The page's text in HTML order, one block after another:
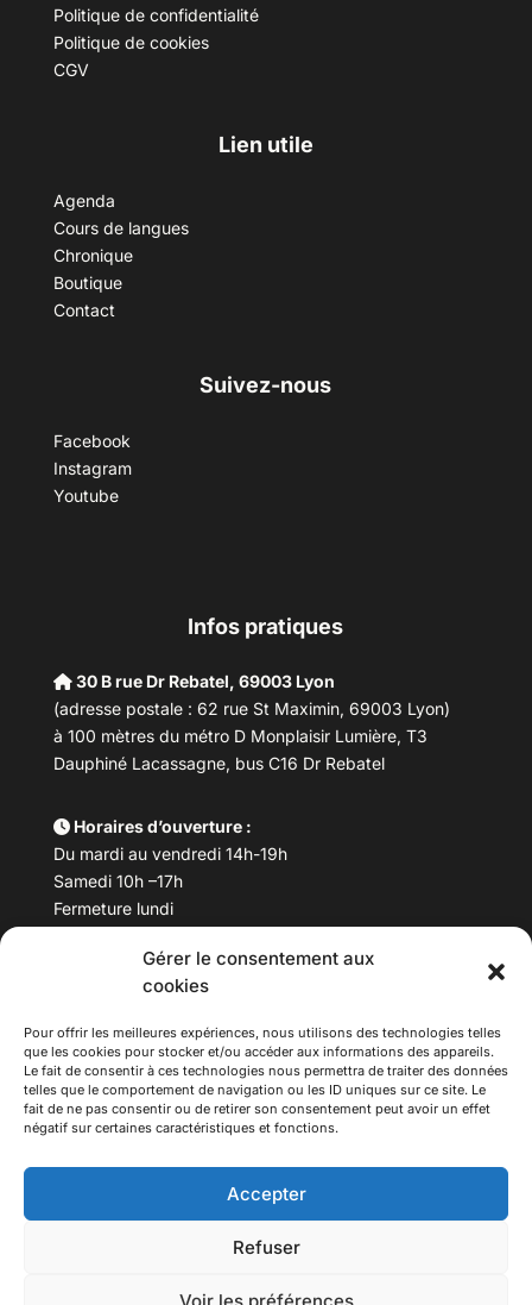
Gérer le consentement aux
cookies
Pour offrir les meilleures expériences, nous utilisons des technologies telles
que les cookies pour stocker et/ou accéder aux informations des appareils.
Le fait de consentir à ces technologies nous permettra de traiter des données
telles que le comportement de navigation ou les ID uniques sur ce site. Le
fait de ne pas consentir ou de retirer son consentement peut avoir un effet
négatif sur certaines caractéristiques et fonctions.
Accepter
Refuser
Voir les préférences
Politique de confidentialité
Politique de cookies
CGV
Lien utile
Agenda
Cours de langues
Chronique
Boutique
Contact
Suivez-nous
Facebook
Instagram
Youtube
Infos pratiques
30 B rue Dr Rebatel, 69003 Lyon
(adresse postale : 62 rue St Maximin, 69003 Lyon)
à 100 mètres du métro D Monplaisir Lumière, T3
Dauphiné Lacassagne, bus C16 Dr Rebatel
Horaires d’ouverture :
Du mardi au vendredi 14h-19h
Samedi 10h –17h
Fermeture lundi
Téléphone : 04 78 53 06 40
maisondesculturesasiatiques@asiexpo.com